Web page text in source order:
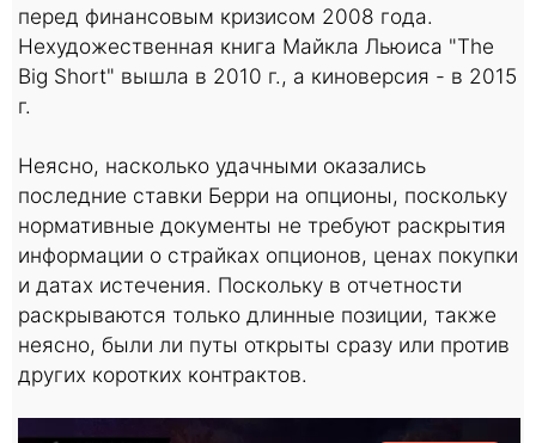
перед финансовым кризисом 2008 года.
Нехудожественная книга Майкла Льюиса "The
Big Short" вышла в 2010 г., а киноверсия - в 2015
г.
Неясно, насколько удачными оказались
последние ставки Берри на опционы, поскольку
нормативные документы не требуют раскрытия
информации о страйках опционов, ценах покупки
и датах истечения. Поскольку в отчетности
раскрываются только длинные позиции, также
неясно, были ли путы открыты сразу или против
других коротких контрактов.